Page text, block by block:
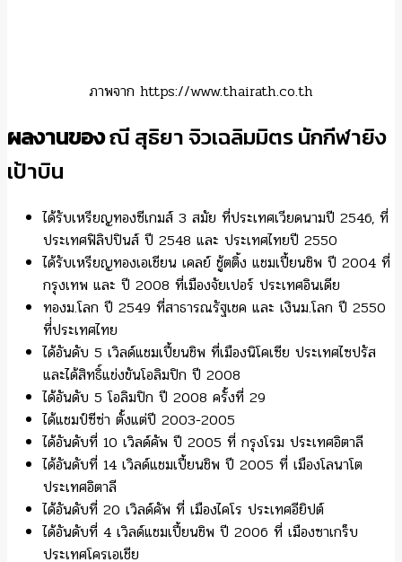
ภาพจาก https://www.thairath.co.th
ผลงานของณี สุธิยา จิวเฉลิมมิตร นักกีฬายิง
เป้าบิน
ได้รับเหรียญทองซีเกมส์ 3 สมัย ที่ประเทศเวียดนามปี 2546, ที่
ประเทศฟิลิปปินส์ ปี 2548 และ ประเทศไทยปี 2550
ได้รับเหรียญทองเอเชียน เคลย์ ชู้ตติ้ง แชมเปี้ยนชิพ ปี 2004 ที่
กรุงเทพ และ ปี 2008 ที่เมืองจัยเปอร์ ประเทศอินเดีย
ทองม.โลก ปี 2549 ที่สาธารณรัฐเชค และ เงินม.โลก ปี 2550
ที่่ประเทศไทย
ได้อันดับ 5 เวิลด์แชมเปี้ยนชิพ ที่เมืองนิโคเซีย ประเทศไซปรัส
และได้สิทธิ์แข่งขันโอลิมปิก ปี 2008
ได้อันดับ 5 โอลิมปิก ปี 2008 ครั้งที่ 29
ได้แชมป์ซีซ่า ตั้งแต่ปี 2003-2005
ได้อันดับที่ 10 เวิลด์คัพ ปี 2005 ที่ กรุงโรม ประเทศอิตาลี
ได้อันดับที่ 14 เวิลด์แชมเปี้ยนชิพ ปี 2005 ที่ เมืองโลนาโต
ประเทศอิตาลี
ได้อันดับที่ 20 เวิลด์คัพ ที่ เมืองไคโร ประเทศอียิปต์
ได้อันดับที่ 4 เวิลด์แชมเปี้ยนชิพ ปี 2006 ที่ เมืองซาเกร็บ
ประเทศโครเอเชีย